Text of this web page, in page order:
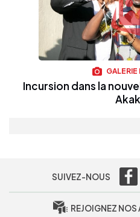
Incursion dans la
SUIVEZ-NOUS
REJOIGNEZ NOS